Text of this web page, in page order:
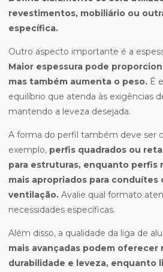
revestimentos, mobiliário ou
específica.
Outro aspecto importante é a
Maior espessura pode
mas também aumenta o peso. É
equilíbrio que atenda às exigências
mantendo a leveza desejada.
A forma do perfil também deve ser
exemplo, perfis quadrados ou
para estruturas, enquanto perfis
mais apropriados para conduítes
ventilação. Avalie qual formato
necessidades específicas.
Além disso, a qualidade da liga de
mais avançadas podem oferecer
durabilidade e leveza, enquanto